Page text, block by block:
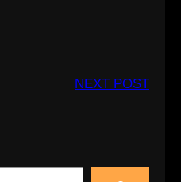
NEXT POST